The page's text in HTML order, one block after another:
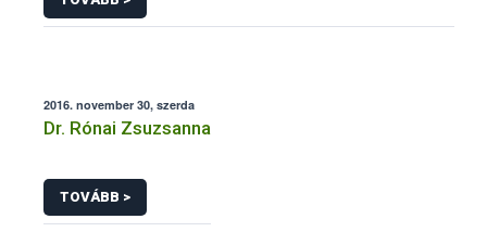
2016. november 30, szerda
Dr. Rónai Zsuzsanna
TOVÁBB >